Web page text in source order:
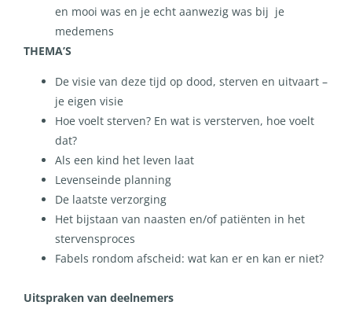
en mooi was en je echt aanwezig was bij je
medemens
THEMA’S
De visie van deze tijd op dood, sterven en uitvaart –
je eigen visie
Hoe voelt sterven? En wat is versterven, hoe voelt
dat?
Als een kind het leven laat
Levenseinde planning
De laatste verzorging
Het bijstaan van naasten en/of patiënten in het
stervensproces
Fabels rondom afscheid: wat kan er en kan er niet?
Uitspraken van deelnemers